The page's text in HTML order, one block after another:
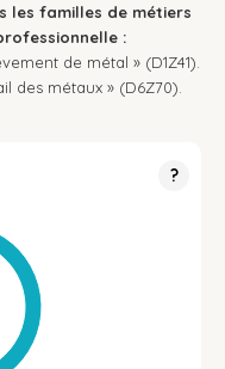
les familles de métiers
:
de métal » (D1Z41).
des métaux » (D6Z70).
?